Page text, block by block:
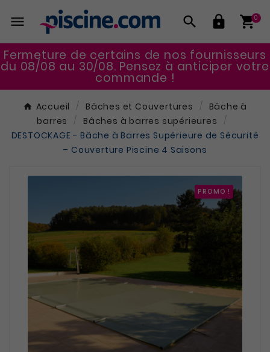
   0
Fermeture de certains de nos fournisseurs
du 08/08 au 30/08. Pensez à anticiper votre
commande !
Accueil Bâches et Couvertures
Bâche à
barres
Bâches à barres supérieures
DESTOCKAGE - Bâche à Barres Supérieure de Sécurité
– Couverture Piscine 4 Saisons
PROMO !